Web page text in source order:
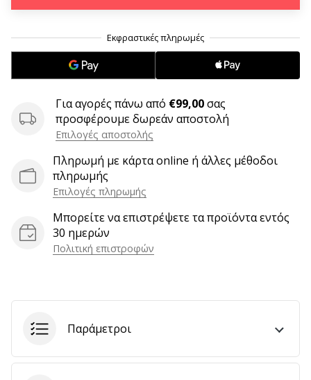
χάντμπολ
εμείς;
Γίνε
πρεσβευτής/
μάρκας
Εμφάνιση
των
άρθρων
Για αγορές πάνω από €99,00σας
προσφέρουμε δωρεάν αποστολή
Επιλογές αποστολής
Πληρωμή με κάρτα online ή άλλες μέθοδοι
πληρωμής
Επιλογές πληρωμής
Μπορείτε να επιστρέψετε τα προϊόντα εντός
30 ημερών
Πολιτική επιστροφών
Παράμετροι